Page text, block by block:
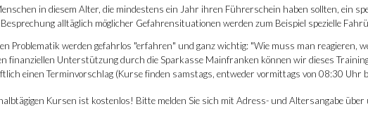
in diesem Alter, die mindestens ein Jahr ihren Führerschein haben sollten, ein
alltäglich möglicher Gefahrensituationen werden zum Beispiel spezielle
Problematik werden gefahrlos "erfahren" und ganz wichtig: "Wie muss man reagieren,
finanziellen Unterstützung durch die Sparkasse Mainfranken können wir dieses
einen Terminvorschlag (Kurse finden samstags, entweder vormittags von 08:30
Kursen ist kostenlos! Bitte melden Sie sich mit Adress- und Altersangabe